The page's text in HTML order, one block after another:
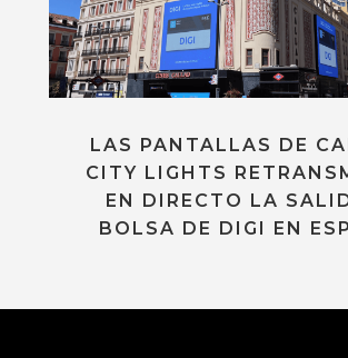
LAS PANTALLAS DE
CITY LIGHTS
EN DIRECTO LA
BOLSA DE DIGI EN